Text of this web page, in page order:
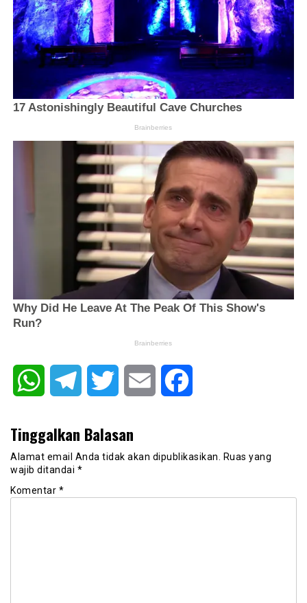
WhatsAppTelegram Twitter Email
Tinggalkan Balasan
Alamat email Anda tidak akan dipublikasikan.
Ruas yang
wajib ditandai *
Komentar *